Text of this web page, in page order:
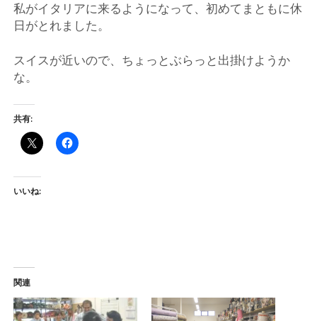
私がイタリアに来るようになって、初めてまともに休
日がとれました。
スイスが近いので、ちょっとぶらっと出掛けようか
な。
共有:
いいね:
関連